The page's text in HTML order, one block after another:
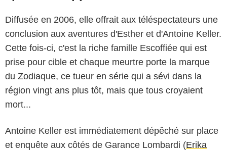
Diffusée en 2006, elle offrait aux téléspectateurs une
conclusion aux aventures d'Esther et d'Antoine Keller.
Cette fois-ci, c'est la riche famille Escoffiée qui est
prise pour cible et chaque meurtre porte la marque
du Zodiaque, ce tueur en série qui a sévi dans la
région vingt ans plus tôt, mais que tous croyaient
mort...
Antoine Keller est immédiatement dépêché sur place
et enquête aux côtés de Garance Lombardi (Erika